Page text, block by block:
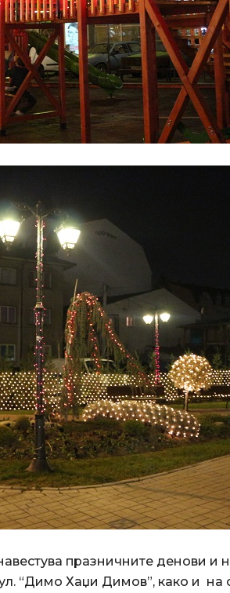
празничните денови и
“Димо Хаџи Димов”, како и на